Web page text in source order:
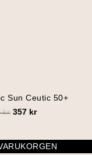
Sun Ceutic 50+
kr 357 kr